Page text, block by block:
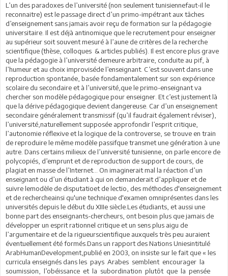
L’un des paradoxes de l’université (non seulement tunisiennefaut-il le
reconnaitre) est le passage direct d’un primo-impétrant aux tâches
d’enseignement sans jamais avoir reçu de formation sur la pédagogie
universitaire. Il est déjà antinomique que le recrutement pour enseigner
au supérieur soit souvent mesuré à l’aune de critères de la recherche
scientifique (thèse, colloques & articles publiés). Il est encore plus grave
que la pédagogie à l’université demeure arbitraire, conduite au pif, à
l’humeur et au choix improviséde l’enseignant. C’est souvent dans une
reproduction spontanée, basée fondamentalement sur son expérience
scolaire du secondaire et à l’université,que le primo-enseignant va
chercher son modèle pédagogique pour enseigner. Et c’est justement là
que la dérive pédagogique devient dangereuse. Car d’un enseignement
secondaire généralement transmissif (qu’il faudrait également réviser),
l’université,naturellement supposée approfondir l’esprit critique,
l’autonomie réflexive et la logique de la controverse, se trouve en train
de reproduire le même modèle passifque transmet une génération à une
autre. Dans certains milieux de l’université tunisienne, on parle encore de
polycopiés, d’emprunt et de reproduction de support de cours, de
plagiat en masse de l’Internet... On imaginerait mal la réaction d’un
enseignant ou d’un étudiant à qui on demanderait d’appliquer et de
suivre lemodèle de disputatioet de lectio, des méthodes d'enseignement
et de rechercheainsi qu'une technique d'examen omniprésentes dans les
universités depuis le début du XIIIe siècle.Les étudiants, et aussi une
bonne part des enseignants-chercheurs, ont besoin plus que jamais de
développer un esprit rationnel critique et un sens plus aigu de
l’argumentaire et de la rigueurscientifique auxquels très peu auraient
éventuellement été formés.Dans un rapport des Nations Uniesintitulé
ArabHumanDevelopment,publié en 2003, on insiste sur le fait que « les
curricula enseignés dans les pays Arabes semblent encourager la
soumission, l’obéissance et la subordination plutôt que la pensée